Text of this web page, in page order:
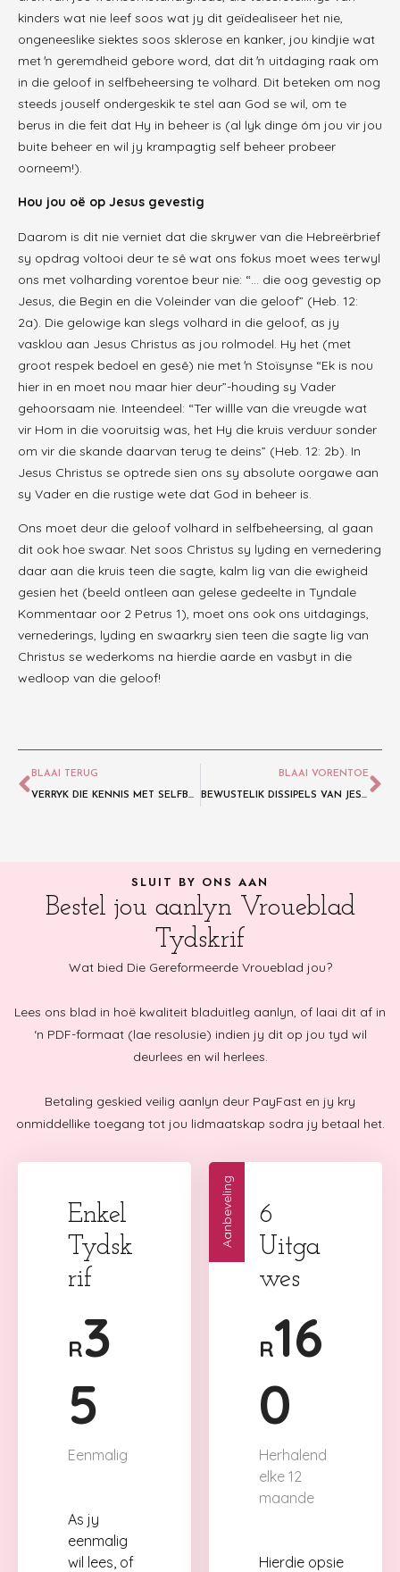
kinders wat nie leef soos wat jy dit geïdealiseer het nie,
ongeneeslike siektes soos sklerose en kanker, jou kindjie wat
met ŉ geremdheid gebore word, dat dit ŉ uitdaging raak om
in die geloof in selfbeheersing te volhard. Dit beteken om nog
steeds jouself ondergeskik te stel aan God se wil, om te
berus in die feit dat Hy in beheer is (al lyk dinge óm jou vir jou
buite beheer en wil jy krampagtig self beheer probeer
oorneem!).
Hou jou oë op Jesus gevestig
Daarom is dit nie verniet dat die skrywer van die Hebreërbrief
sy opdrag voltooi deur te sê wat ons fokus moet wees terwyl
ons met volharding vorentoe beur nie: “… die oog gevestig op
Jesus, die Begin en die Voleinder van die geloof” (Heb. 12:
2a). Die gelowige kan slegs volhard in die geloof, as jy
vasklou aan Jesus Christus as jou rolmodel. Hy het (met
groot respek bedoel en gesê) nie met ŉ Stoïsynse “Ek is nou
hier in en moet nou maar hier deur”-houding sy Vader
gehoorsaam nie. Inteendeel: “Ter willle van die vreugde wat
vir Hom in die vooruitsig was, het Hy die kruis verduur sonder
om vir die skande daarvan terug te deins” (Heb. 12: 2b). In
Jesus Christus se optrede sien ons sy absolute oorgawe aan
sy Vader en die rustige wete dat God in beheer is.
Ons moet deur die geloof volhard in selfbeheersing, al gaan
dit ook hoe swaar. Net soos Christus sy lyding en vernedering
daar aan die kruis teen die sagte, kalm lig van die ewigheid
gesien het (beeld ontleen aan gelese gedeelte in Tyndale
Kommentaar oor 2 Petrus 1), moet ons ook ons uitdagings,
vernederings, lyding en swaarkry sien teen die sagte lig van
Christus se wederkoms na hierdie aarde en vasbyt in die
wedloop van die geloof!
BLAAI TERUG
VERRYK DIE KENNIS MET SELFBEHEERSING
BLAAI VORENTOE
BEWUSTELIK DISSIPELS VAN JESUS
SLUIT BY ONS AAN
Bestel jou aanlyn Vroueblad
Tydskrif
Wat bied Die Gereformeerde Vroueblad jou?
Lees ons blad in hoë kwaliteit bladuitleg aanlyn, of laai dit af in
‘n PDF-formaat (lae resolusie) indien jy dit op jou tyd wil
deurlees en wil herlees.
Betaling geskied veilig aanlyn deur PayFast en jy kry
onmiddellike toegang tot jou lidmaatskap sodra jy betaal het.
Enkel
Tydsk
rif
R3
5
Eenmalig
As jy
eenmalig
wil lees, of
Aanbeveling
6
Uitga
wes
R16
0
Herhalend
elke 12
maande
Hierdie opsie